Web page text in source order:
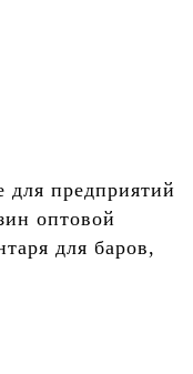
для предприятий
оптовой
для баров,